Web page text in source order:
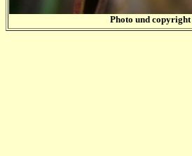
Photo und copyright